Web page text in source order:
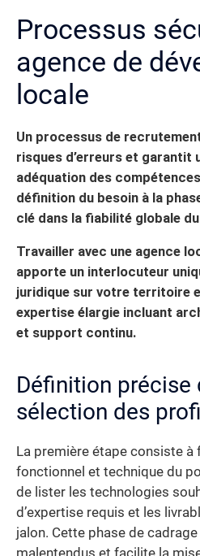
Processus
agence de
locale
Un processus de
risques d’erreurs et garantit
adéquation des
définition du besoin à la
clé dans la fiabilité globale
Travailler avec une agence
apporte un interlocuteur
juridique sur votre territoire
expertise élargie incluant
et support continu.
Définition précise
sélection des
La première étape consiste
fonctionnel et technique du
de lister les technologies
d’expertise requis et les
jalon. Cette phase de